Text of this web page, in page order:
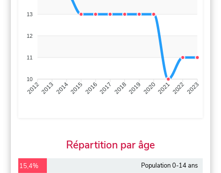
13
12
11
10
20122013 20142015 20162017 20182019 20202021 2022 2023
Répartition par âge
15,4% Population 0-14 ans